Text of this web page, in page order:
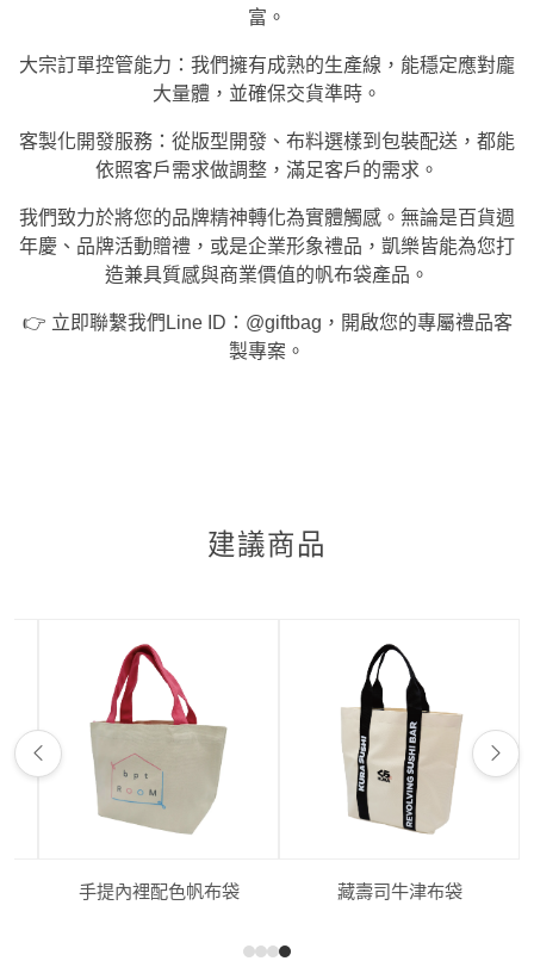
富。
大宗訂單控管能力：我們擁有成熟的生產線，能穩定應對龐
大量體，並確保交貨準時。
客製化開發服務：從版型開發、布料選樣到包裝配送，都能
依照客戶需求做調整，滿足客戶的需求。
我們致力於將您的品牌精神轉化為實體觸感。無論是百貨週
年慶、品牌活動贈禮，或是企業形象禮品，凱樂皆能為您打
造兼具質感與商業價值的帆布袋產品。
👉 立即聯繫我們Line ID：@giftbag，開啟您的專屬禮品客
製專案。
建議商品
手提內裡配色帆布袋 藏壽司牛津布袋